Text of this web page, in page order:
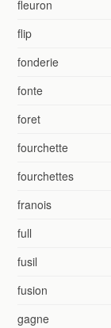
fleuron
flip
fonderie
fonte
foret
fourchette
fourchettes
franois
full
fusil
fusion
gagne